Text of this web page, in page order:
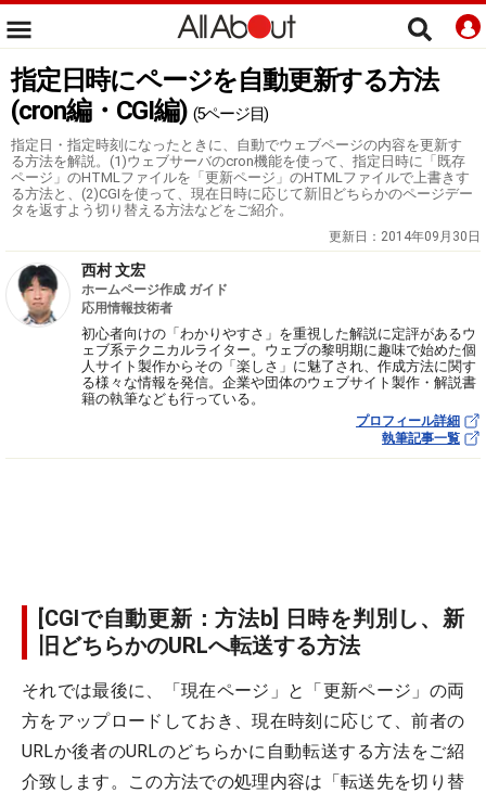
指定日時にページを自動更新する方法
(cron編・CGI編) (5ページ目)
指定日・指定時刻になったときに、自動でウェブページの内容を更新す
る方法を解説。(1)ウェブサーバのcron機能を使って、指定日時に「既存
ページ」のHTMLファイルを「更新ページ」のHTMLファイルで上書きす
る方法と、(2)CGIを使って、現在日時に応じて新旧どちらかのページデー
タを返すよう切り替える方法などをご紹介。
更新日： 2014年09月30日
西村 文宏
ホームページ作成 ガイド
応用情報技術者
初心者向けの「わかりやすさ」を重視した解説に定評があるウ
ェブ系テクニカルライター。ウェブの黎明期に趣味で始めた個
人サイト製作からその「楽しさ」に魅了され、作成方法に関す
る様々な情報を発信。企業や団体のウェブサイト製作・解説書
籍の執筆なども行っている。
プロフィール詳細
執筆記事一覧
[CGIで自動更新：方法b] 日時を判別し、新
旧どちらかのURLへ転送する方法
それでは最後に、「現在ページ」と「更新ページ」の両
方をアップロードしておき、現在時刻に応じて、前者の
URLか後者のURLのどちらかに自動転送する方法をご紹
介致します。この方法での処理内容は「転送先を切り替